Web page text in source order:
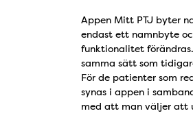
Appen Mitt PTJ byter
endast ett namnbyte
funktionalitet
samma sätt som
För de patienter som
synas i appen i
med att man väljer att